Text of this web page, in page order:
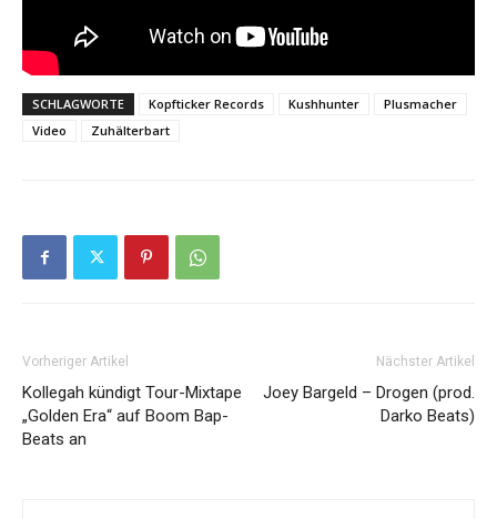
SCHLAGWORTE Kopfticker Records Kushhunter
Plusmacher
Video
Zuhälterbart
Vorheriger Artikel
Kollegah kündigt Tour-Mixtape
„Golden Era“ auf Boom Bap-
Beats an
Nächster Artikel
Joey Bargeld – Drogen (prod.
Darko Beats)